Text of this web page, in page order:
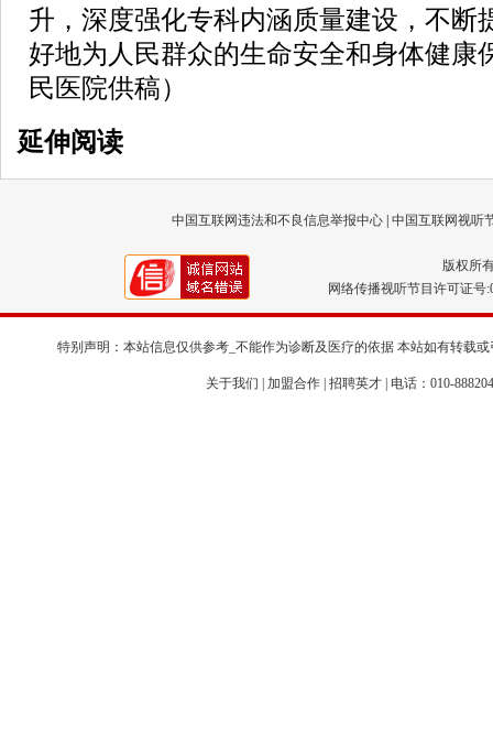
升，深度强化专科内涵质量建设，不断
好地为人民群众的生命安全和身体健康
民医院供稿）
延伸阅读